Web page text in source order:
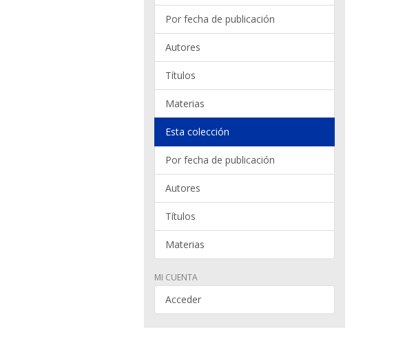
Por fecha de publicación
Autores
Títulos
Materias
Esta colección
Por fecha de publicación
Autores
Títulos
Materias
MI CUENTA
Acceder